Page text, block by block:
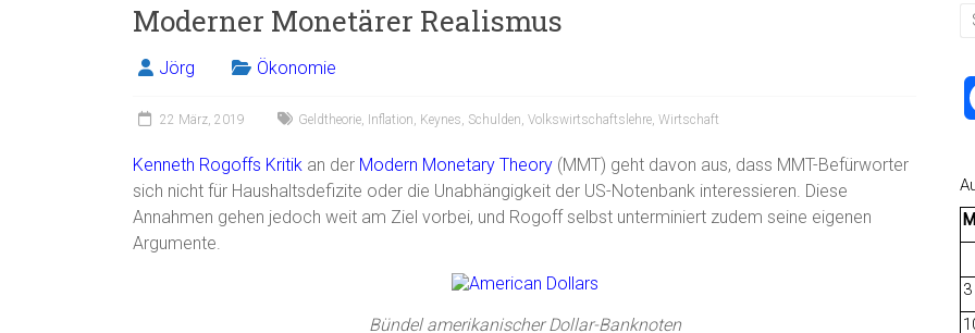
Moderner Monetärer Realismus
Jörg Ökonomie
22 März, 2019 Geldtheorie Inflation Keynes Schulden Volkswirtschaftslehre Wirtschaft
Kenneth Rogoffs Kritik an der Modern Monetary Theory (MMT) geht davon aus, dass MMT-Befürworter
sich nicht für Haushaltsdefizite oder die Unabhängigkeit der US-Notenbank interessieren. Diese
Annahmen gehen jedoch weit am Ziel vorbei, und Rogoff selbst unterminiert zudem seine eigenen
Argumente.
Bündel amerikanischer Dollar-Banknoten
M
3